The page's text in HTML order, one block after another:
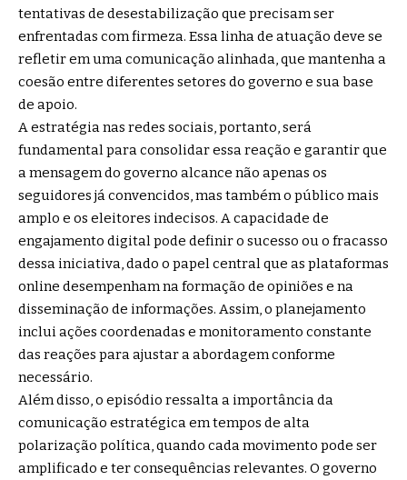
tentativas de desestabilização que precisam ser
enfrentadas com firmeza. Essa linha de atuação deve se
refletir em uma comunicação alinhada, que mantenha a
coesão entre diferentes setores do governo e sua base
de apoio.
A estratégia nas redes sociais, portanto, será
fundamental para consolidar essa reação e garantir que
a mensagem do governo alcance não apenas os
seguidores já convencidos, mas também o público mais
amplo e os eleitores indecisos. A capacidade de
engajamento digital pode definir o sucesso ou o fracasso
dessa iniciativa, dado o papel central que as plataformas
online desempenham na formação de opiniões e na
disseminação de informações. Assim, o planejamento
inclui ações coordenadas e monitoramento constante
das reações para ajustar a abordagem conforme
necessário.
Além disso, o episódio ressalta a importância da
comunicação estratégica em tempos de alta
polarização política, quando cada movimento pode ser
amplificado e ter consequências relevantes. O governo